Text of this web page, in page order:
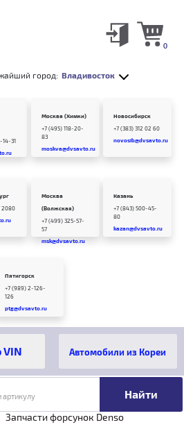
город: Владивосток
0
14-31
Москва (Химки)
+7 (495) 118-20-
83
moskva@dvsavto.ru
Новосибирск
+7 (383) 312 02 60
novosib@dvsavto.ru
2080
Москва
(Волжская)
+7 (499) 325-57-
57
msk@dvsavto.ru
Казань
+7 (843) 500-45-
80
kazan@dvsavto.ru
Пятигорск
+7 (989) 2-126-
126
ptg@dvsavto.ru
артикулу
Автомобили из Кореи
Топливная аппаратура
Запчасти форсунок Denso